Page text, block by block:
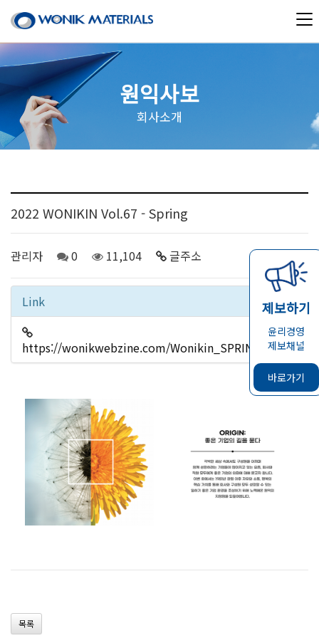
제보하기
윤리경영
제보채널
바로가기
원익사보
회사소개
2022 WONIKIN Vol.67 - Spring
관리자 0 11,104 글주소 08-22
Link
https://wonikwebzine.com/Wonikin_SPRING/
209
목록